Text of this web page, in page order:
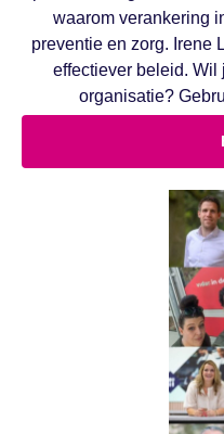
waarom verankering
preventie en zorg. Irene
effectiever beleid.
organisatie?